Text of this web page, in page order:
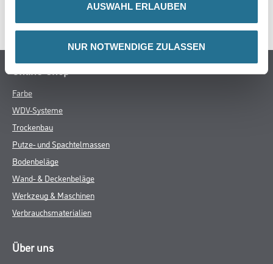
AUSWAHL ERLAUBEN
NUR NOTWENDIGE ZULASSEN
Online-Shop
Farbe
WDV-Systeme
Trockenbau
Putze- und Spachtelmassen
Bodenbeläge
Wand- & Deckenbeläge
Werkzeug & Maschinen
Verbrauchsmaterialien
Über uns